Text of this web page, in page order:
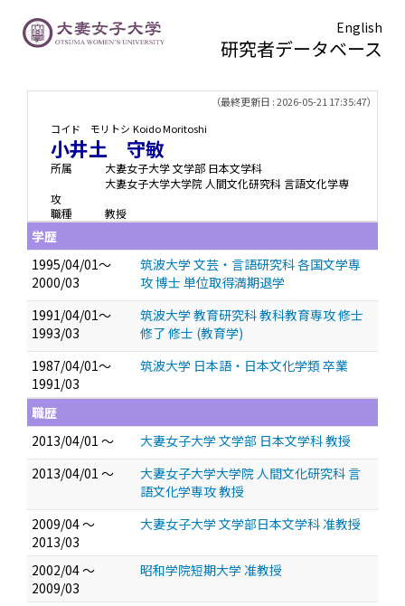
English
研究者データベース
（最終更新日 : 2026-05-21 17:35:47）
コイド モリトシ Koido Moritoshi
小井土 守敏
所属
大妻女子大学 文学部 日本文学科
大妻女子大学大学院 人間文化研究科 言語文化学専
攻
職種
教授
学歴
1995/04/01～
2000/03
筑波大学 文芸・言語研究科 各国文学専
攻 博士 単位取得満期退学
1991/04/01～
1993/03
筑波大学 教育研究科 教科教育専攻 修士
修了 修士 (教育学)
1987/04/01～
1991/03
筑波大学 日本語・日本文化学類 卒業
職歴
2013/04/01 ～
大妻女子大学 文学部 日本文学科 教授
2013/04/01 ～
大妻女子大学大学院 人間文化研究科 言
語文化学専攻 教授
2009/04 ～
2013/03
大妻女子大学 文学部日本文学科 准教授
2002/04 ～
2009/03
昭和学院短期大学 准教授